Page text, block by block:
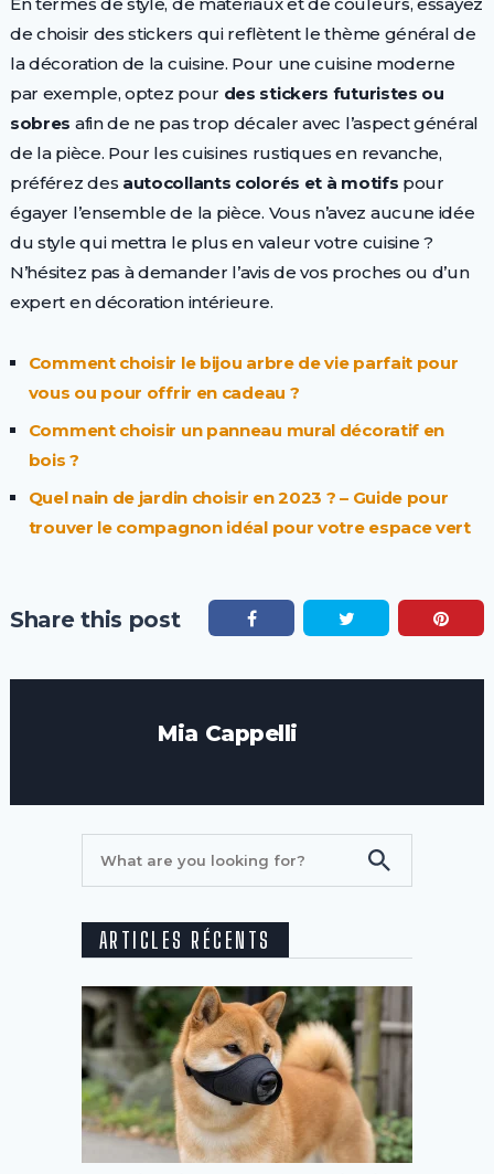
de choisir des stickers qui reflètent le thème général de
la décoration de la cuisine. Pour une cuisine moderne
par exemple, optez pour des stickers futuristes ou
sobres afin de ne pas trop décaler avec l’aspect général
de la pièce. Pour les cuisines rustiques en revanche,
préférez des autocollants colorés et à motifs pour
égayer l’ensemble de la pièce. Vous n’avez aucune idée
du style qui mettra le plus en valeur votre cuisine ?
N’hésitez pas à demander l’avis de vos proches ou d’un
expert en décoration intérieure.
Comment choisir le bijou arbre de vie parfait pour
vous ou pour offrir en cadeau ?
Comment choisir un panneau mural décoratif en
bois ?
Quel nain de jardin choisir en 2023 ? – Guide pour
trouver le compagnon idéal pour votre espace vert
Share this post
Mia Cappelli
ARTICLES RÉCENTS